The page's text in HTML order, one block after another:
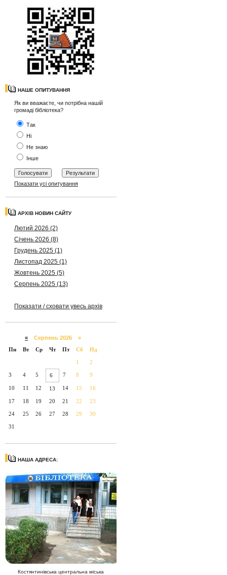
НАШЕ ОПИТУВАННЯ
Як ви вважаєте, чи потрібна нашій
громаді бібліотека?
Так
Ні
Не знаю
Інше
Показати усі опитування
АРХІВ НОВИН САЙТУ
Лютий 2026 (2)
Січень 2026 (8)
Грудень 2025 (1)
Листопад 2025 (1)
Жовтень 2025 (5)
Серпень 2025 (13)
Показати / сховати увесь архів
« Серпень 2026 »
Пн
Вт Ср Чт Пт Сб Нд
1 2
3 4 5 6 7 8 9
10 11 12 13 14 15 16
17 18 19 20 21 22 23
24 25 26 27 28 29 30
31
НАША АДРЕСА:
Костянтинівська центральна міська